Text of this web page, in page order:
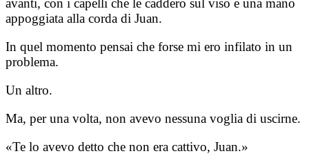
avanti, con i capelli che le caddero sul viso e una mano
appoggiata alla corda di Juan.
In quel momento pensai che forse mi ero infilato in un
problema.
Un altro.
Ma, per una volta, non avevo nessuna voglia di uscirne.
«Te lo avevo detto che non era cattivo, Juan.»